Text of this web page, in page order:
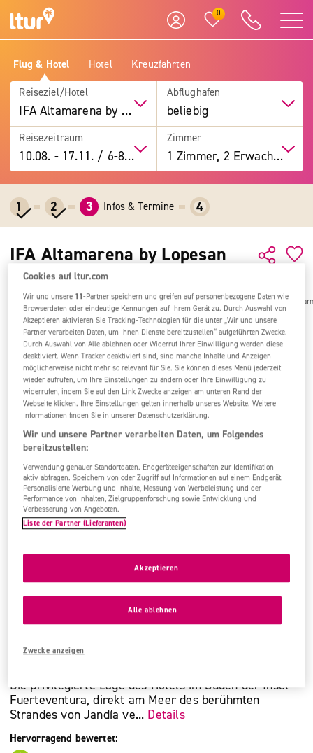
0
Flug & Hotel Hotel Kreuzfahrten
Reiseziel/Hotel
IFA Altamarena by Lopesan Hotels
Abflughafen
beliebig
Reisezeitraum
10.08. -17.11. / 6-8 Tage
Zimmer
1 Zimmer, 2 Erwachsene
1 2 3 Infos & Termine 4
IFA Altamarena by Lopesan
Hotels
Alle Ziele Spanien Kanaren Fuerteventura Jandia IFA
69% 4,2/6 2734 Bew.
Die privilegierte Lage des Hotels im Süden der Insel
Fuerteventura, direkt am Meer des berühmten
Strandes von Jandía ve... Details
Hervorragend bewertet:
Cookies auf ltur.com
Wir und unsere 11-Partner speichern und greifen auf personenbezogene Daten wie
Browserdaten oder eindeutige Kennungen auf Ihrem Gerät zu. Durch Auswahl von
Akzeptieren aktivieren Sie Tracking-Technologien für die unter „Wir und unsere
Partner verarbeiten Daten, um Ihnen Dienste bereitzustellen“ aufgeführten Zwecke.
Durch Auswahl von Alle ablehnen oder Widerruf Ihrer Einwilligung werden diese
deaktiviert. Wenn Tracker deaktiviert sind, sind manche Inhalte und Anzeigen
möglicherweise nicht mehr so relevant für Sie. Sie können dieses Menü jederzeit
wieder aufrufen, um Ihre Einstellungen zu ändern oder Ihre Einwilligung zu
widerrufen, indem Sie auf den Link Zwecke anzeigen am unteren Rand der
Webseite klicken. Ihre Einstellungen gelten innerhalb unseres Website. Weitere
Informationen finden Sie in unserer Datenschutzerklärung.
Wir und unsere Partner verarbeiten Daten, um Folgendes
bereitzustellen:
Verwendung genauer Standortdaten. Endgeräteeigenschaften zur Identifikation
aktiv abfragen. Speichern von oder Zugriff auf Informationen auf einem Endgerät.
Personalisierte Werbung und Inhalte, Messung von Werbeleistung und der
Performance von Inhalten, Zielgruppenforschung sowie Entwicklung und
Verbesserung von Angeboten.
Liste der Partner (Lieferanten)
Zwecke anzeigen
Alle ablehnen
Akzeptieren